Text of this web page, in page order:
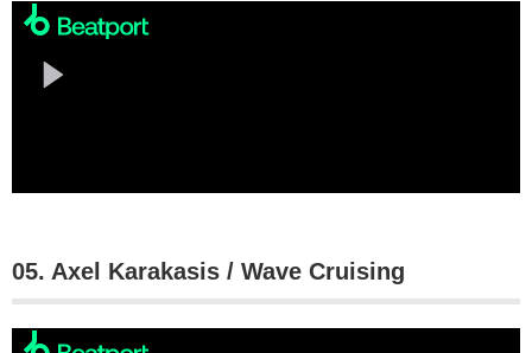
05. Axel Karakasis / Wave Cruising